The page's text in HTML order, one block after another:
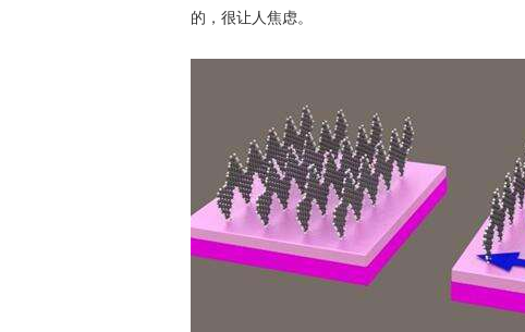
的，很让人焦虑。